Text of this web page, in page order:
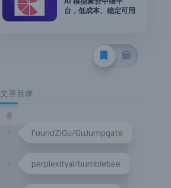
台，低成本、稳定可用
文章目录
FoundZiGu/GuJumpgate
perplexityai/bumblebee